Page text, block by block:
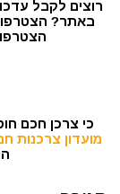
רוצים לקבל
באתר?
כי צרכן חכם
מועדון צרכנות